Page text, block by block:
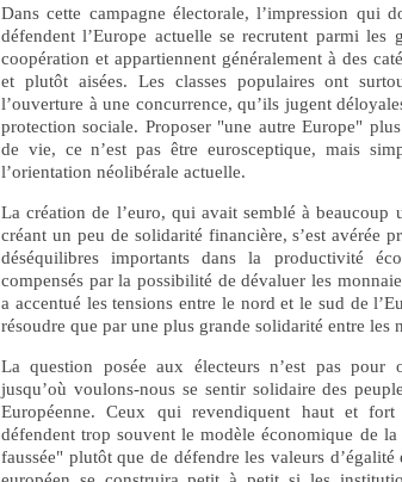
Dans cette campagne électorale, l’impression qui
défendent l’Europe actuelle se recrutent parmi les
coopération et appartiennent généralement à des
et plutôt aisées. Les classes populaires ont
l’ouverture à une concurrence, qu’ils jugent
protection sociale. Proposer "une autre Europe"
de vie, ce n’est pas être eurosceptique, mais
l’orientation néolibérale actuelle.
La création de l’euro, qui avait semblé à beaucoup
créant un peu de solidarité financière, s’est avérée
déséquilibres importants dans la productivité
compensés par la possibilité de dévaluer les
a accentué les tensions entre le nord et le sud de
résoudre que par une plus grande solidarité entre les
La question posée aux électeurs n’est pas pour
jusqu’où voulons-nous se sentir solidaire des
Européenne. Ceux qui revendiquent haut et
défendent trop souvent le modèle économique de
faussée" plutôt que de défendre les valeurs